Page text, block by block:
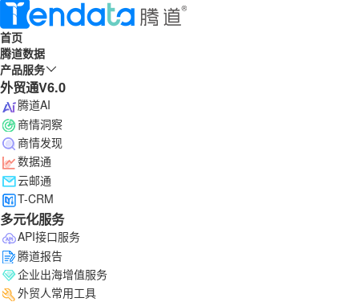
首页
腾道数据
产品服务
外贸通V6.0
腾道AI
商情洞察
商情发现
数据通
云邮通
T-CRM
多元化服务
API接口服务
腾道报告
企业出海增值服务
外贸人常用工具